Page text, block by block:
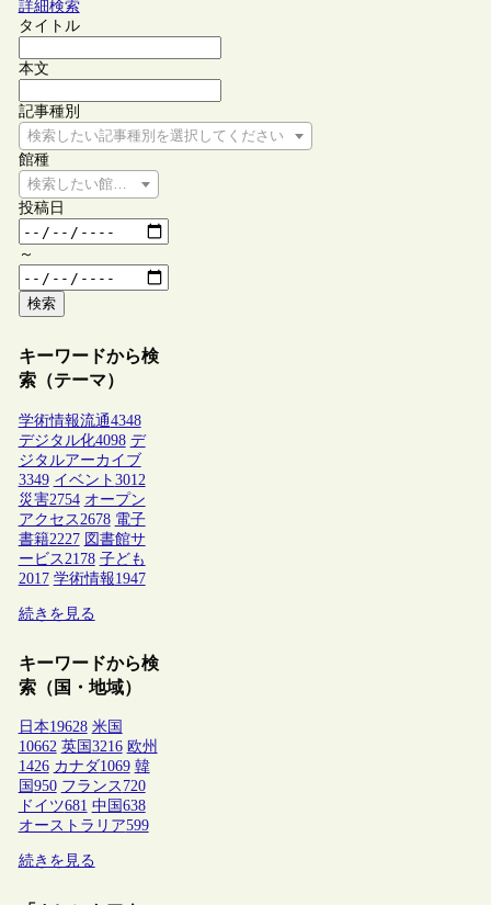
詳細検索
タイトル
本文
記事種別
検索したい記事種別を選択してください
館種
検索したい館種を選択してください
投稿日
～
検索
キーワードから検
索（テーマ）
学術情報流通4348
デジタル化4098 デ
ジタルアーカイブ
3349 イベント 3012
災害2754 オープン
アクセス 2678 電子
書籍2227 図書館サ
ービス 2178 子ども
2017 学術情報1947
続きを見る
キーワードから検
索（国・地域）
日本19628 米国
10662 英国 3216 欧州
1426 カナダ1069 韓
国 950 フランス 720
ドイツ681 中国 638
オーストラリア599
続きを見る